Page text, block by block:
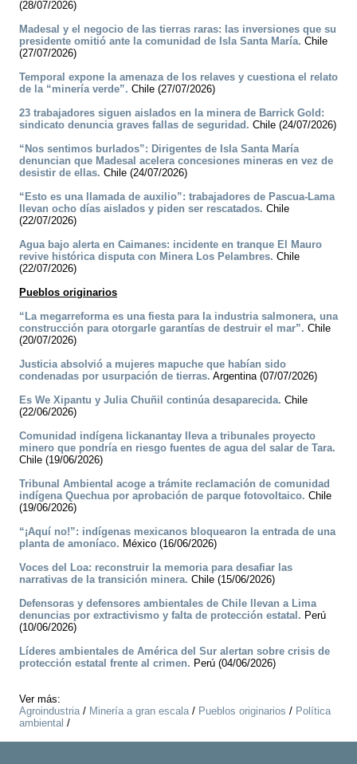
(28/07/2026)
Madesal y el negocio de las tierras raras: las inversiones que su
presidente omitió ante la comunidad de Isla Santa María. Chile
(27/07/2026)
Temporal expone la amenaza de los relaves y cuestiona el relato
de la “minería verde”. Chile (27/07/2026)
23 trabajadores siguen aislados en la minera de Barrick Gold:
sindicato denuncia graves fallas de seguridad. Chile (24/07/2026)
“Nos sentimos burlados”: Dirigentes de Isla Santa María
denuncian que Madesal acelera concesiones mineras en vez de
desistir de ellas. Chile (24/07/2026)
“Esto es una llamada de auxilio”: trabajadores de Pascua-Lama
llevan ocho días aislados y piden ser rescatados. Chile
(22/07/2026)
Agua bajo alerta en Caimanes: incidente en tranque El Mauro
revive histórica disputa con Minera Los Pelambres. Chile
(22/07/2026)
Pueblos originarios
“La megarreforma es una fiesta para la industria salmonera, una
construcción para otorgarle garantías de destruir el mar”. Chile
(20/07/2026)
Justicia absolvió a mujeres mapuche que habían sido
condenadas por usurpación de tierras. Argentina (07/07/2026)
Es We Xipantu y Julia Chuñil continúa desaparecida. Chile
(22/06/2026)
Comunidad indígena lickanantay lleva a tribunales proyecto
minero que pondría en riesgo fuentes de agua del salar de Tara.
Chile (19/06/2026)
Tribunal Ambiental acoge a trámite reclamación de comunidad
indígena Quechua por aprobación de parque fotovoltaico. Chile
(19/06/2026)
“¡Aquí no!”: indígenas mexicanos bloquearon la entrada de una
planta de amoníaco. México (16/06/2026)
Voces del Loa: reconstruir la memoria para desafiar las
narrativas de la transición minera. Chile (15/06/2026)
Defensoras y defensores ambientales de Chile llevan a Lima
denuncias por extractivismo y falta de protección estatal. Perú
(10/06/2026)
Líderes ambientales de América del Sur alertan sobre crisis de
protección estatal frente al crimen. Perú (04/06/2026)
Ver más:
Agroindustria/ Minería a gran escala/ Pueblos originarios / Política
ambiental /